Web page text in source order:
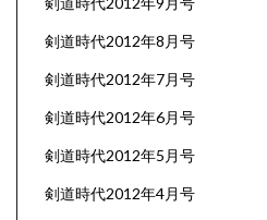
剣道時代2012年8月号
剣道時代2012年7月号
剣道時代2012年6月号
剣道時代2012年5月号
剣道時代2012年4月号